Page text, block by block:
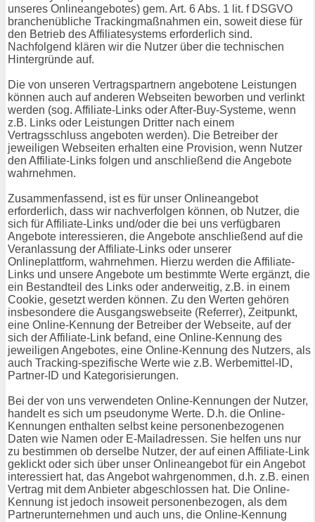
unseres Onlineangebotes) gem. Art. 6 Abs. 1 lit. f DSGVO
branchenübliche Trackingmaßnahmen ein, soweit diese für
den Betrieb des Affiliatesystems erforderlich sind.
Nachfolgend klären wir die Nutzer über die technischen
Hintergründe auf.
Die von unseren Vertragspartnern angebotene Leistungen
können auch auf anderen Webseiten beworben und verlinkt
werden (sog. Affiliate-Links oder After-Buy-Systeme, wenn
z.B. Links oder Leistungen Dritter nach einem
Vertragsschluss angeboten werden). Die Betreiber der
jeweiligen Webseiten erhalten eine Provision, wenn Nutzer
den Affiliate-Links folgen und anschließend die Angebote
wahrnehmen.
Zusammenfassend, ist es für unser Onlineangebot
erforderlich, dass wir nachverfolgen können, ob Nutzer, die
sich für Affiliate-Links und/oder die bei uns verfügbaren
Angebote interessieren, die Angebote anschließend auf die
Veranlassung der Affiliate-Links oder unserer
Onlineplattform, wahrnehmen. Hierzu werden die Affiliate-
Links und unsere Angebote um bestimmte Werte ergänzt, die
ein Bestandteil des Links oder anderweitig, z.B. in einem
Cookie, gesetzt werden können. Zu den Werten gehören
insbesondere die Ausgangswebseite (Referrer), Zeitpunkt,
eine Online-Kennung der Betreiber der Webseite, auf der
sich der Affiliate-Link befand, eine Online-Kennung des
jeweiligen Angebotes, eine Online-Kennung des Nutzers, als
auch Tracking-spezifische Werte wie z.B. Werbemittel-ID,
Partner-ID und Kategorisierungen.
Bei der von uns verwendeten Online-Kennungen der Nutzer,
handelt es sich um pseudonyme Werte. D.h. die Online-
Kennungen enthalten selbst keine personenbezogenen
Daten wie Namen oder E-Mailadressen. Sie helfen uns nur
zu bestimmen ob derselbe Nutzer, der auf einen Affiliate-Link
geklickt oder sich über unser Onlineangebot für ein Angebot
interessiert hat, das Angebot wahrgenommen, d.h. z.B. einen
Vertrag mit dem Anbieter abgeschlossen hat. Die Online-
Kennung ist jedoch insoweit personenbezogen, als dem
Partnerunternehmen und auch uns, die Online-Kennung